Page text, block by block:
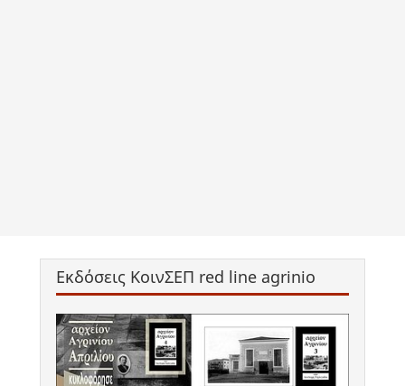
Εκδόσεις ΚοινΣΕΠ red line agrinio